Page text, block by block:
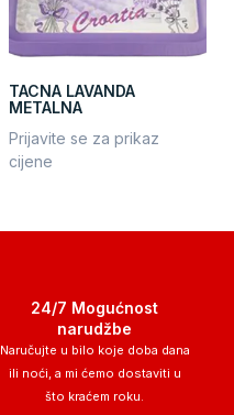
TACNA LAVANDA
METALNA
Prijavite se za prikaz
cijene
24/7 Mogućnost
narudžbe
Naručujte u bilo koje doba dana
ili noći, a mi ćemo dostaviti u
što kraćem roku.